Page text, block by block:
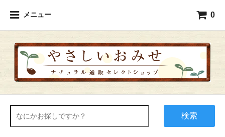
メニュー 0
検索